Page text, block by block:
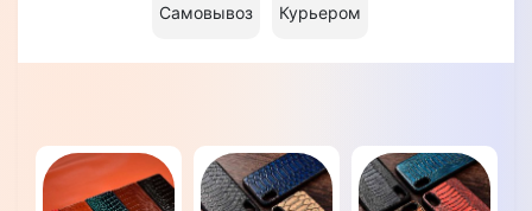
Самовывоз Курьером